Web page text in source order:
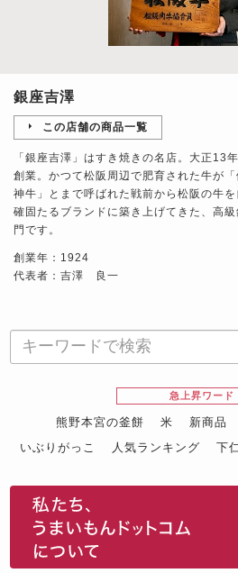
銀座吉澤
この店舗の商品一覧
「銀座吉澤」はすき焼きの名店。大正13
創業。かつて松阪周辺で肥育された牛が
神牛」とまで呼ばれた戦前から松阪の牛
確固たるブランドに築き上げてきた、高
門です。
創業年：1924
代表者：吉澤 良一
急上昇ワード
熊野本宮の釜餅 米 新商品
いぶりがっこ
人気ランキング 下